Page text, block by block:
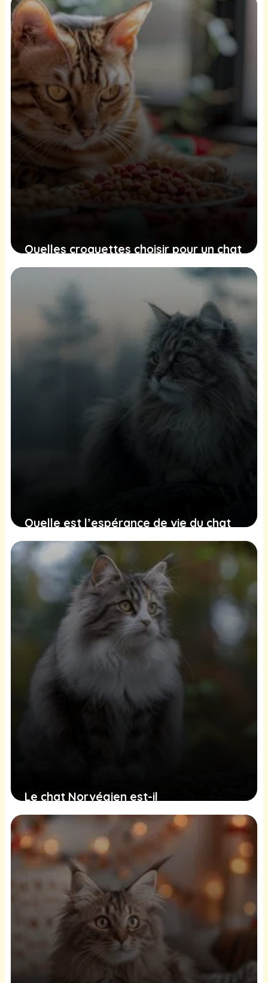
23 août 2025
Quelles croquettes choisir pour un chat
Bengal ?
Quelle est l’espérance de vie du chat
Norvégien ?
24 juin 2025
Le chat Norvégien est-il
hypoallergénique ?
20 juin 2025